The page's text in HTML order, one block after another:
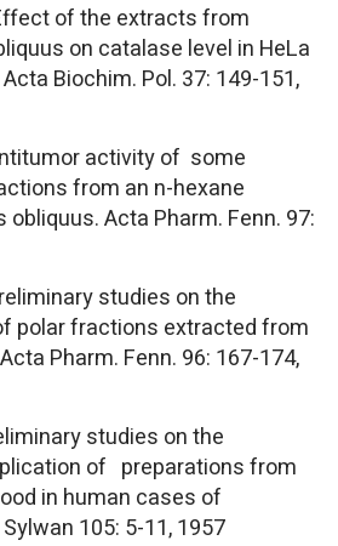
of the extracts from
on catalase level in HeLa
Biochim. Pol. 37: 149-151,
activity of some
from an n-hexane
Acta Pharm. Fenn. 97:
studies on the
polar fractions extracted from
Pharm. Fenn. 96: 167-174,
studies on the
of preparations from
in human cases of
105: 5-11, 1957